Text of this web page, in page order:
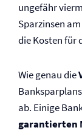
ungefähr
Sparzinsen
die Kosten für
Wie genau die
ab. Einige
garantierten